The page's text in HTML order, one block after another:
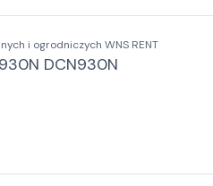
i ogrodniczych WNS RENT
DCN930N